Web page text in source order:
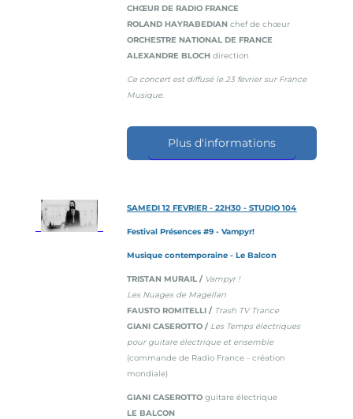
CHŒUR DE RADIO FRANCE
ROLAND HAYRABEDIANchef de chœur
ORCHESTRE NATIONAL DE FRANCE
ALEXANDRE BLOCHdirection
Ce concert est diffusé le 23 février sur France
Musique.
Plus d'informations
SAMEDI 12 FEVRIER - 22H30 - STUDIO 104
Festival Présences #9 - Vampyr!
Musique contemporaine - Le Balcon
TRISTAN MURAIL / Vampyr !
Les Nuages de Magellan
FAUSTO ROMITELLI / Trash TV Trance
GIANI CASEROTTO / Les Temps électriques
pour guitare électrique et ensemble
(commande de Radio France - création
mondiale)
GIANI CASEROTTOguitare électrique
LE BALCON